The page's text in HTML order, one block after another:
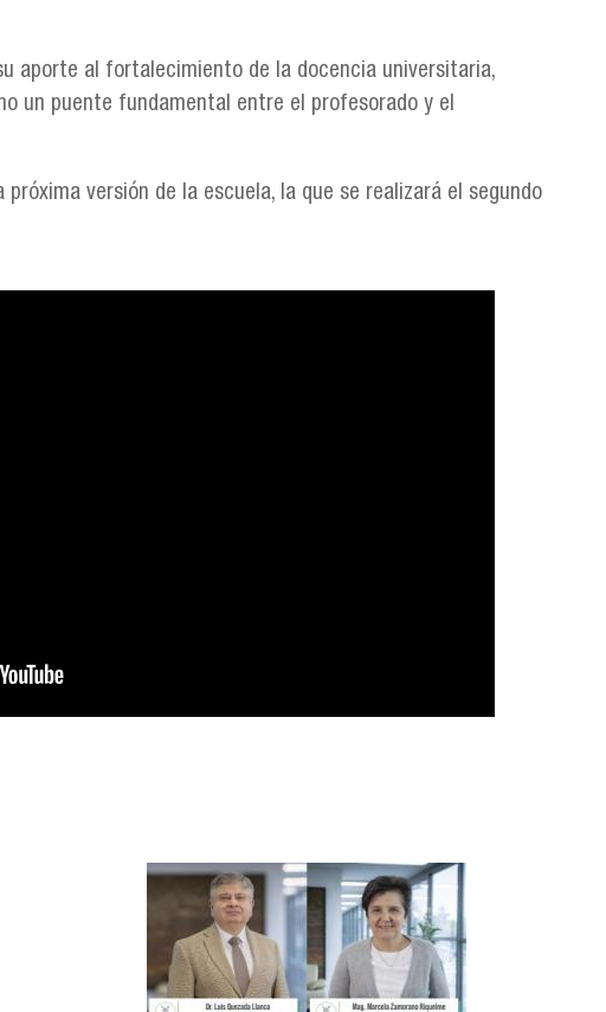
aporte al fortalecimiento de la docencia universitaria,
un puente fundamental entre el profesorado y el
versión de la escuela, la que se realizará el segundo